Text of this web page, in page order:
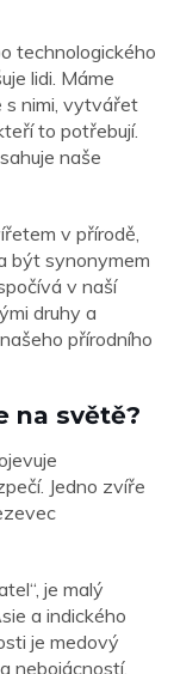
technologického
lidi. Máme
s nimi, vytvářet
to potřebují.
naše
v přírodě,
být synonymem
v naší
druhy a
přírodního
na světě?
Jedno zvíře
je malý
a indického
je medový
nebojácností.